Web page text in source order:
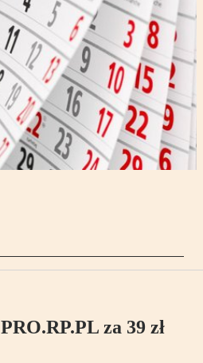
za 39 zł